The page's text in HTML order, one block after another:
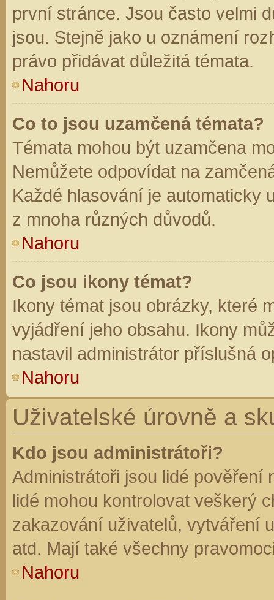
první stránce. Jsou často velmi
jsou. Stejně jako u oznámení
právo přidávat důležitá témata.
Nahoru
Co to jsou uzamčená témata?
Témata mohou být uzamčena
Nemůžete odpovídat na
Každé hlasování je automaticky
z mnoha různých důvodů.
Nahoru
Co jsou ikony témat?
Ikony témat jsou obrázky, které
vyjádření jeho obsahu. Ikony
nastavil administrátor příslušná
Nahoru
Uživatelské úrovně a
Kdo jsou administrátoři?
Administrátoři jsou lidé pověření
lidé mohou kontrolovat veškerý
zakazování uživatelů, vytváření
atd. Mají také všechny
Nahoru